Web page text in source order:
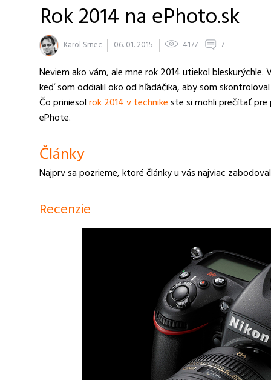
Rok 2014 na ePhoto.sk
Karol Srnec 06. 01. 2015 4177 7
Neviem ako vám, ale mne rok 2014 utiekol
keď som oddialil oko od hľadáčika, aby som
Čo priniesolrok 2014 v technikeste si mohli prečítať pre
ePhote.
Články
Najprv sa pozrieme, ktoré články u vás najviac
Recenzie